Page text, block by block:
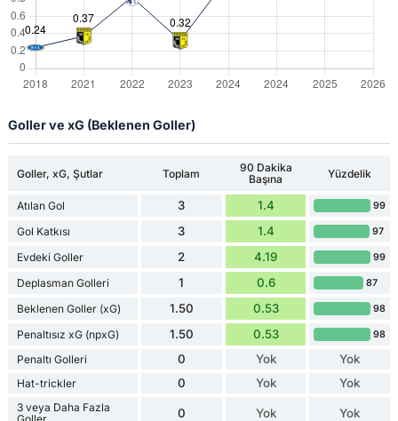
Goller ve xG (Beklenen Goller)
Goller, xG, Şutlar Toplam
90 Dakika
Başına
Yüzdelik
Atılan Gol 3 1.4 99
Gol Katkısı 3 1.4 97
Evdeki Goller 2 4.19 99
Deplasman Golleri 1 0.6 87
Beklenen Goller (xG) 1.50 0.53 98
Penaltısız xG (npxG) 1.50 0.53 98
Penaltı Golleri 0 Yok Yok
Hat-trickler 0 Yok Yok
3 veya Daha Fazla
0 Yok Yok